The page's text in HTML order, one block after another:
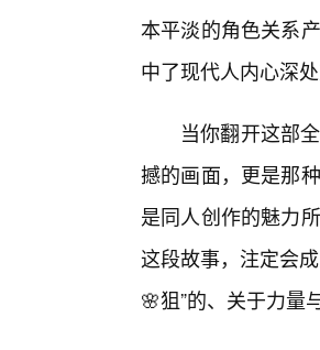
本平淡的角色关系
中了现代人内心深
当你翻开这部
撼的画面，更是那
是同人创作的魅力
这段故事，注定会
🌸狙”的、关于力量